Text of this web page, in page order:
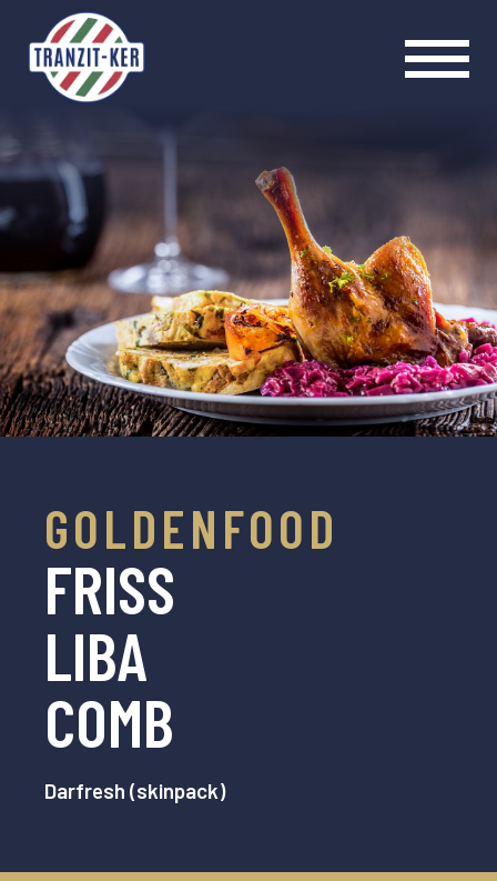
GOLDENFOOD
FRISS
LIBA
COMB
Darfresh (skinpack)